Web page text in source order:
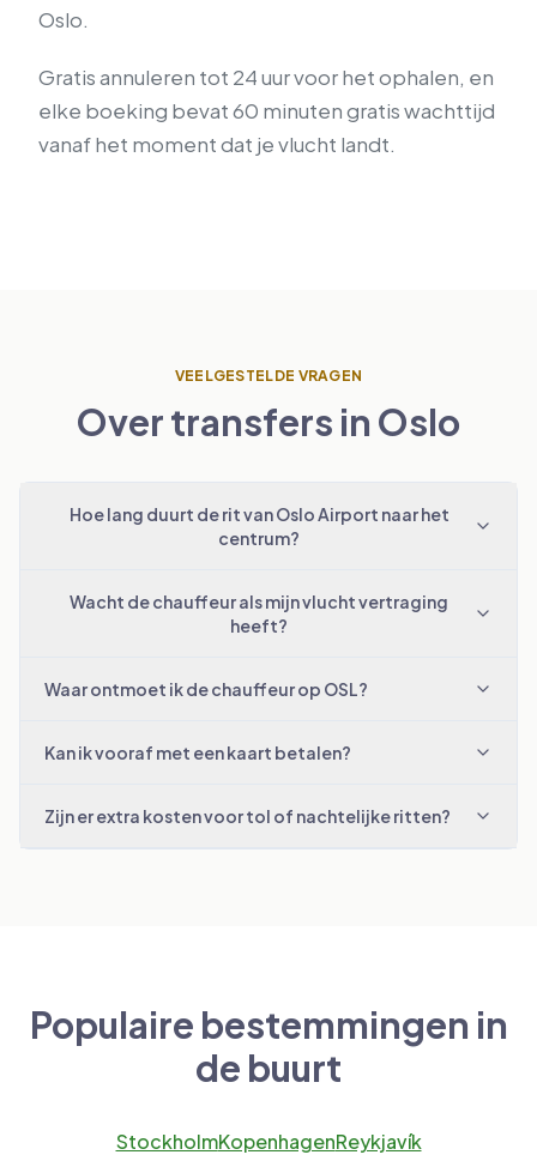
Oslo.
Gratis annuleren tot 24 uur voor het ophalen, en
elke boeking bevat 60 minuten gratis wachttijd
vanaf het moment dat je vlucht landt.
VEELGESTELDE VRAGEN
Over transfers in Oslo
Hoe lang duurt de rit van Oslo Airport naar het
centrum?
Wacht de chauffeur als mijn vlucht vertraging
heeft?
Waar ontmoet ik de chauffeur op OSL?
Kan ik vooraf met een kaart betalen?
Zijn er extra kosten voor tol of nachtelijke ritten?
Populaire bestemmingen in
de buurt
StockholmKopenhagenReykjavík